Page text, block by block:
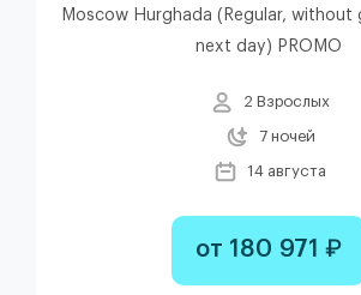
Moscow Hurghada (Regular, without
next day) PROMO
2 Взрослых
7 ночей
14 августа
от 180 971 ₽